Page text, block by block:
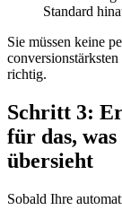
Standard
Sie müssen keine
richtig.
Schritt 3:
für das,
übersieht
Sobald Ihre